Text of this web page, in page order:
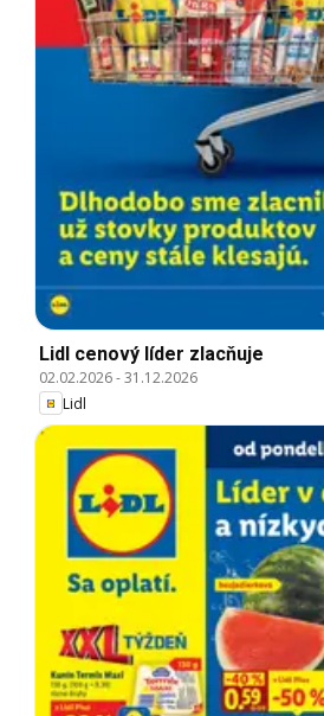
Lidl cenový líder zlacňuje
02.02.2026-31.12.2026
Lidl